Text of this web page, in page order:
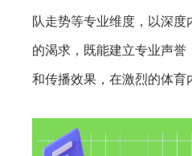
队走势等专业维度，以深度
的渴求，既能建立专业声
和传播效果，在激烈的体育